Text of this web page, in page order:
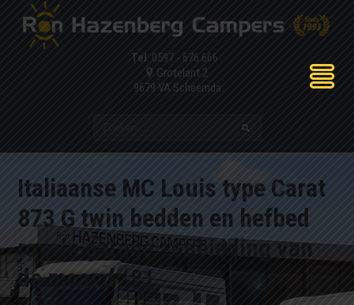
Tel : 0597 - 676 666
Grotelant 2
9679 VA Scheemda
Italiaanse MC Louis type Carat
873 G twin bedden en hefbed
royale garage aanbieding van
de maand (81